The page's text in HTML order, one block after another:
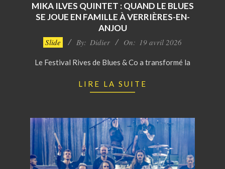
MIKA ILVES QUINTET : QUAND LE BLUES
SE JOUE EN FAMILLE À VERRIÈRES-EN-
ANJOU
2026-
19
Slide By: Didier On: 19 avril 2026
Le Festival Rives de Blues & Co a transformé la
LIRE LA SUITE